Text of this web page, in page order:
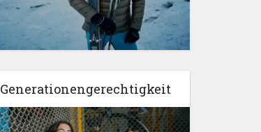
Generationengerechtigkeit